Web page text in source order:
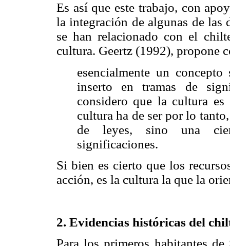
Es así que este trabajo, con
la integración de algunas de las
se han relacionado con el
cultura. Geertz (1992), propone
esencialmente un
inserto en tramas de
considero que la cultura
cultura ha de ser por lo
de leyes, sino una
significaciones.
Si bien es cierto que los
acción, es la cultura la que la
2. Evidencias históricas del
Para los primeros habitantes